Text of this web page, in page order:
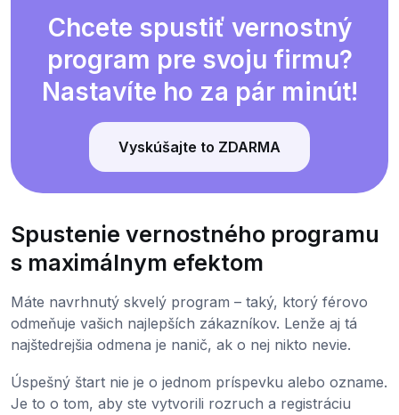
Chcete spustiť vernostný
program pre svoju firmu?
Nastavíte ho za pár minút!
Vyskúšajte to ZDARMA
Spustenie vernostného programu
s maximálnym efektom
Máte navrhnutý skvelý program – taký, ktorý férovo
odmeňuje vašich najlepších zákazníkov. Lenže aj tá
najštedrejšia odmena je nanič, ak o nej nikto nevie.
Úspešný štart nie je o jednom príspevku alebo ozname.
Je to o tom, aby ste vytvorili rozruch a registráciu